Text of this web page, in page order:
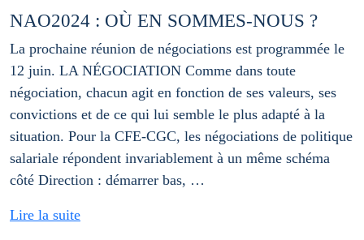
NAO2024 : OÙ EN SOMMES-NOUS ?
La prochaine réunion de négociations est programmée le
12 juin. LA NÉGOCIATION Comme dans toute
négociation, chacun agit en fonction de ses valeurs, ses
convictions et de ce qui lui semble le plus adapté à la
situation. Pour la CFE-CGC, les négociations de politique
salariale répondent invariablement à un même schéma
côté Direction : démarrer bas, …
Lire la suite